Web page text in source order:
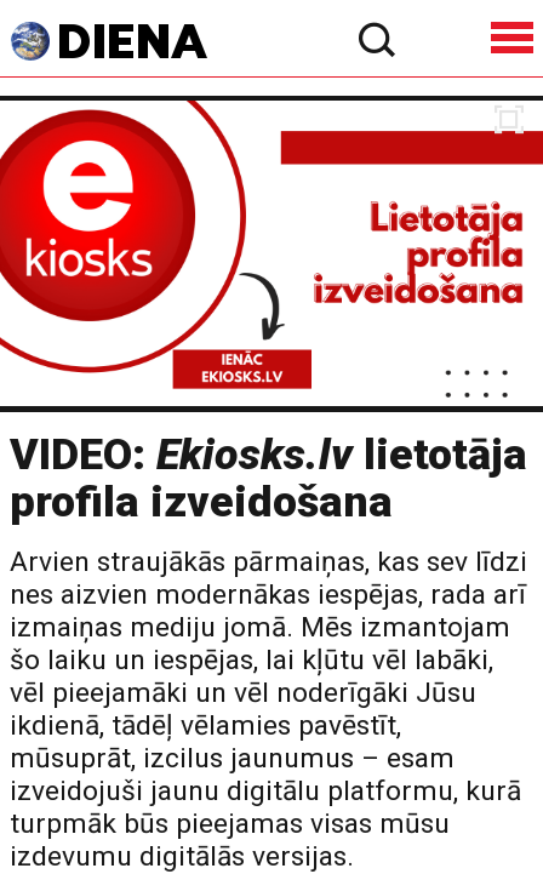
VIDEO:Ekiosks.lvlietotāja
profila izveidošana
Arvien straujākās pārmaiņas, kas sev līdzi
nes aizvien modernākas iespējas, rada arī
izmaiņas mediju jomā. Mēs izmantojam
šo laiku un iespējas, lai kļūtu vēl labāki,
vēl pieejamāki un vēl noderīgāki Jūsu
ikdienā, tādēļ vēlamies pavēstīt,
mūsuprāt, izcilus jaunumus – esam
izveidojuši jaunu digitālu platformu, kurā
turpmāk būs pieejamas visas mūsu
izdevumu digitālās versijas.